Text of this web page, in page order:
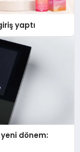
yaptı
yeni dönem: